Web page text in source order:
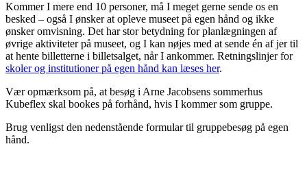
Kommer I mere end 10 personer, må I meget gerne sende os en
besked – også I ønsker at opleve museet på egen hånd og ikke
ønsker omvisning. Det har stor betydning for planlægningen af
øvrige aktiviteter på museet, og I kan nøjes med at sende én af jer til
at hente billetterne i billetsalget, når I ankommer. Retningslinjer for
skoler og institutioner på egen hånd kan læses her.
Vær opmærksom på, at besøg i Arne Jacobsens sommerhus
Kubeflex skal bookes på forhånd, hvis I kommer som gruppe.
Brug venligst den nedenstående formular til gruppebesøg på egen
hånd.